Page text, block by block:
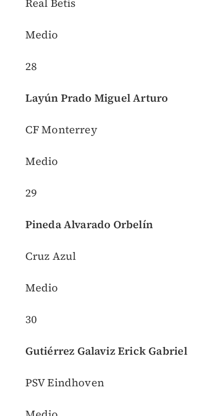
Real Betis
Medio
28
Layún Prado Miguel Arturo
CF Monterrey
Medio
29
Pineda Alvarado Orbelín
Cruz Azul
Medio
30
Gutiérrez Galaviz Erick Gabriel
PSV Eindhoven